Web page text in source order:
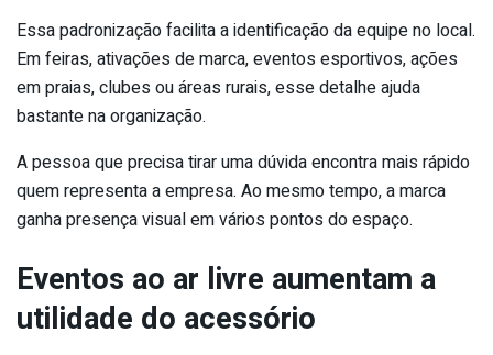
Essa padronização facilita a identificação da equipe no local.
Em feiras, ativações de marca, eventos esportivos, ações
em praias, clubes ou áreas rurais, esse detalhe ajuda
bastante na organização.
A pessoa que precisa tirar uma dúvida encontra mais rápido
quem representa a empresa. Ao mesmo tempo, a marca
ganha presença visual em vários pontos do espaço.
Eventos ao ar livre aumentam a
utilidade do acessório